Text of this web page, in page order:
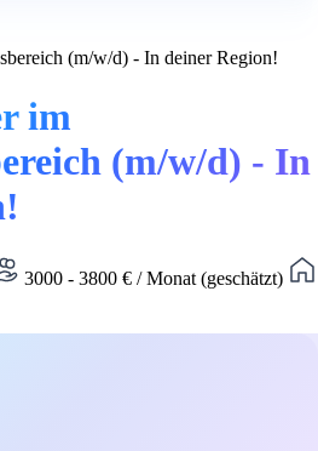
(m/w/d) - In deiner Region!
im
(m/w/d) - In
3000 - 3800 € / Monat (geschätzt)